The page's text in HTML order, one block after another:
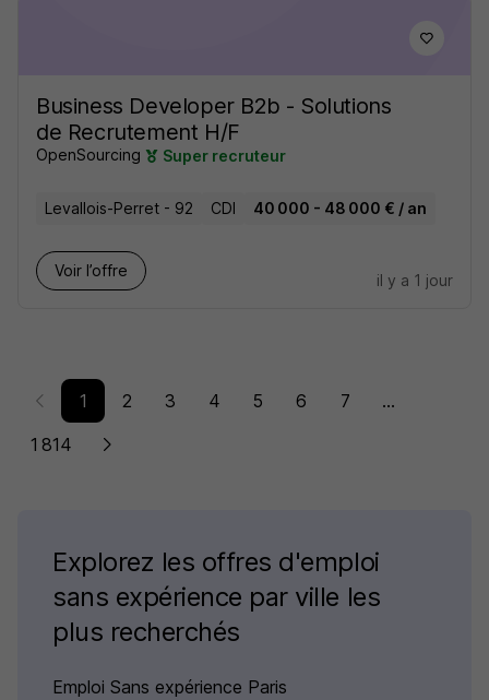
Business Developer B2b - Solutions
de Recrutement H/F
OpenSourcing Super recruteur
Levallois-Perret - 92 CDI 40 000 - 48 000 € / an
Voir l’offre
il y a 1 jour
1 2 3 4 5 6 7
...
1 814
Explorez les offres d'emploi
sans expérience par ville les
plus recherchés
Emploi Sans expérience Paris